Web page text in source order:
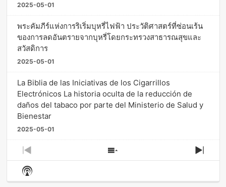
2025-05-01
พระคัมภีร์แห่งการริเริ่มบุหรี่ไฟฟ้า ประวัติศาสตร์ที่ซ่อนเร้น
ของการลดอันตรายจากบุหรี่โดยกระทรวงสาธารณสุขและ
สวัสดิการ
2025-05-01
La Biblia de las Iniciativas de los Cigarrillos
Electrónicos La historia oculta de la reducción de
daños del tabaco por parte del Ministerio de Salud y
Bienestar
2025-05-01
Previous
Episode
Show
Next
Show
Podcast